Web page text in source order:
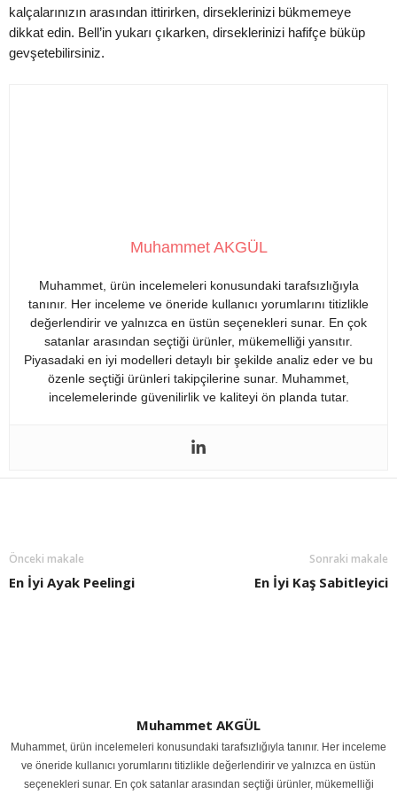
kalçalarınızın arasından ittirirken, dirseklerinizi bükmemeye
dikkat edin. Bell’in yukarı çıkarken, dirseklerinizi hafifçe büküp
gevşetebilirsiniz.
Muhammet AKGÜL
Muhammet, ürün incelemeleri konusundaki tarafsızlığıyla
tanınır. Her inceleme ve öneride kullanıcı yorumlarını titizlikle
değerlendirir ve yalnızca en üstün seçenekleri sunar. En çok
satanlar arasından seçtiği ürünler, mükemelliği yansıtır.
Piyasadaki en iyi modelleri detaylı bir şekilde analiz eder ve bu
özenle seçtiği ürünleri takipçilerine sunar. Muhammet,
incelemelerinde güvenilirlik ve kaliteyi ön planda tutar.
Önceki makale
En İyi Ayak Peelingi
Sonraki makale
En İyi Kaş Sabitleyici
Muhammet AKGÜL
Muhammet, ürün incelemeleri konusundaki tarafsızlığıyla tanınır. Her inceleme
ve öneride kullanıcı yorumlarını titizlikle değerlendirir ve yalnızca en üstün
seçenekleri sunar. En çok satanlar arasından seçtiği ürünler, mükemelliği